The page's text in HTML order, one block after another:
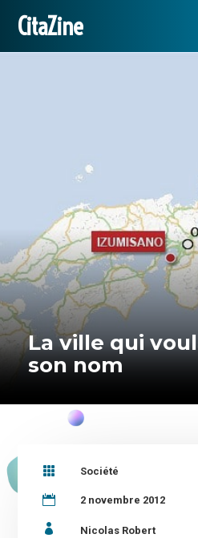
CitaZine
La ville qui
son nom
 Société
 2 novembre 2012
 Nicolas Robert